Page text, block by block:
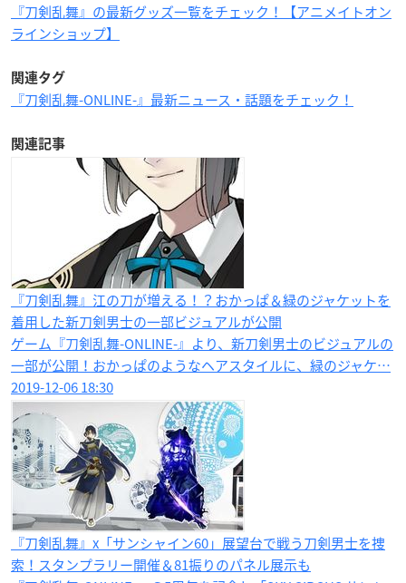
『刀剣乱舞』の最新グッズ一覧をチェック！【アニメイトオン
ラインショップ】
関連タグ
『刀剣乱舞-ONLINE-』最新ニュース・話題をチェック！
関連記事
『刀剣乱舞』江の刀が増える！？おかっぱ＆緑のジャケットを
着用した新刀剣男士の一部ビジュアルが公開
ゲーム『刀剣乱舞-ONLINE-』より、新刀剣男士のビジュアルの
一部が公開！おかっぱのようなヘアスタイルに、緑のジャケ…
2019-12-06 18:30
『刀剣乱舞』x「サンシャイン60」展望台で戦う刀剣男士を捜
索！スタンプラリー開催＆81振りのパネル展示も